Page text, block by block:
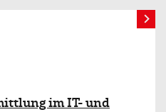
im IT- und